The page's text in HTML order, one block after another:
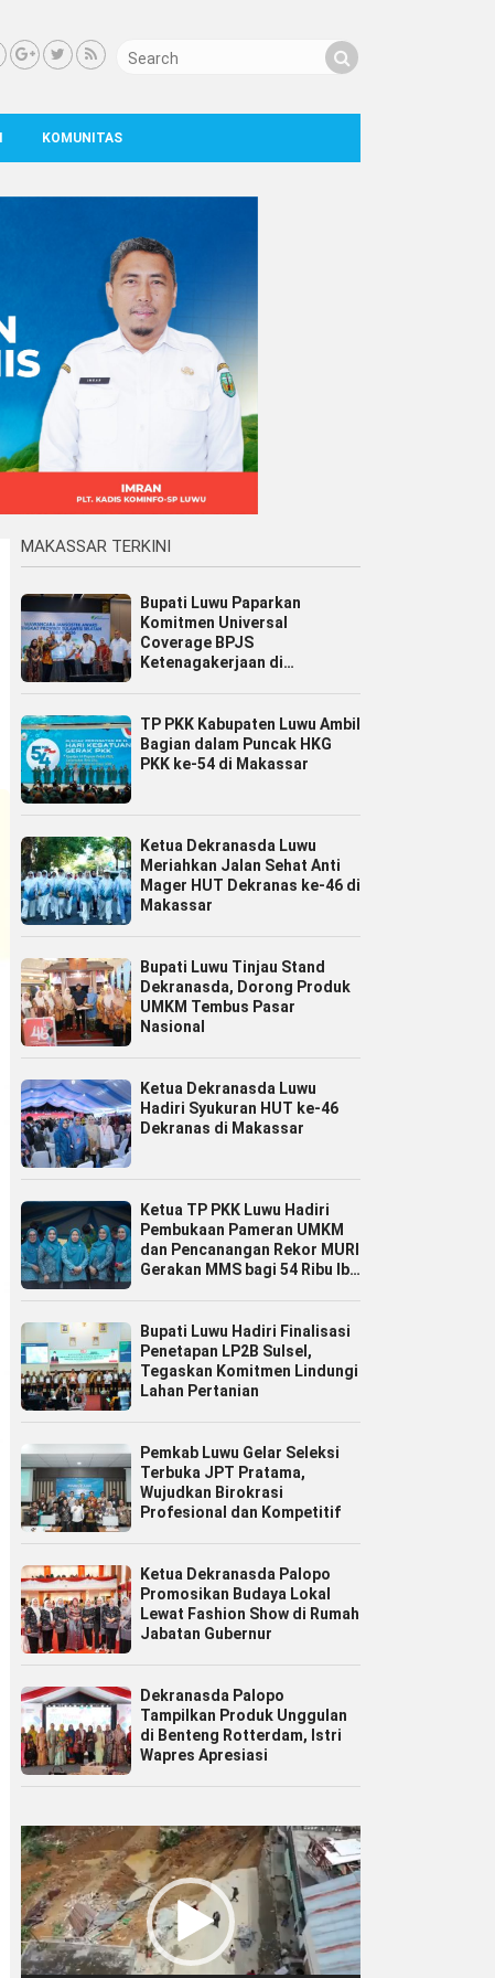
KOMUNITAS
MAKASSAR TERKINI
Bupati Luwu Paparkan
Komitmen Universal
Coverage BPJS
Ketenagakerjaan di
TP PKK Kabupaten Luwu Ambil
Bagian dalam Puncak HKG
PKK ke-54 di Makassar
Ketua Dekranasda Luwu
Meriahkan Jalan Sehat Anti
Mager HUT Dekranas ke-46 di
Makassar
Bupati Luwu Tinjau Stand
Dekranasda, Dorong Produk
UMKM Tembus Pasar
Nasional
Ketua Dekranasda Luwu
Hadiri Syukuran HUT ke-46
Dekranas di Makassar
Ketua TP PKK Luwu Hadiri
Pembukaan Pameran UMKM
dan Pencanangan Rekor MURI
Gerakan MMS bagi 54 Ribu Ibu
Bupati Luwu Hadiri Finalisasi
Penetapan LP2B Sulsel,
Tegaskan Komitmen Lindungi
Lahan Pertanian
Pemkab Luwu Gelar Seleksi
Terbuka JPT Pratama,
Wujudkan Birokrasi
Profesional dan Kompetitif
Ketua Dekranasda Palopo
Promosikan Budaya Lokal
Lewat Fashion Show di Rumah
Jabatan Gubernur
Dekranasda Palopo
Tampilkan Produk Unggulan
di Benteng Rotterdam, Istri
Wapres Apresiasi
Pemutar
Video